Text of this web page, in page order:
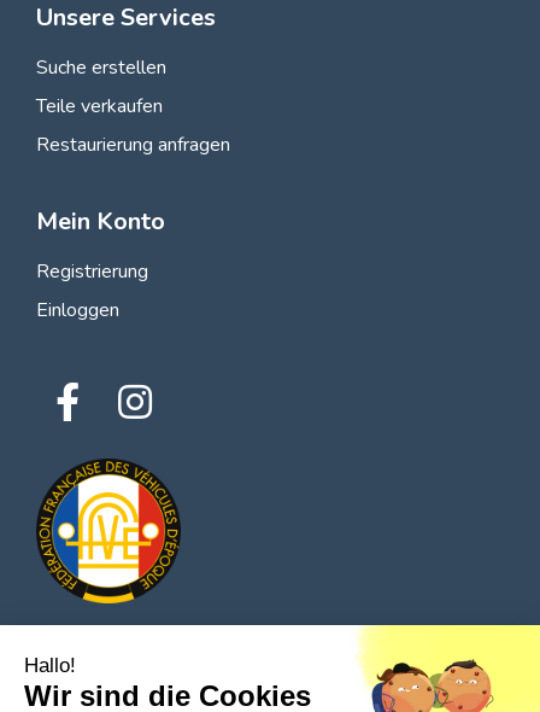
Unsere Services
Suche erstellen
Teile verkaufen
Restaurierung anfragen
Mein Konto
Registrierung
Einloggen
© 2026 Alle Rechte vorbehalten - Classic Parts Finder
Datenschutzrichtlinien
Allgemeine Nutzungsbedingungen
Hallo!
Wir sind die Cookies